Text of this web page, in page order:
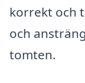
korrekt och
och
tomten.